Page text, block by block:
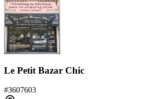
Le Petit Bazar Chic
#3607603